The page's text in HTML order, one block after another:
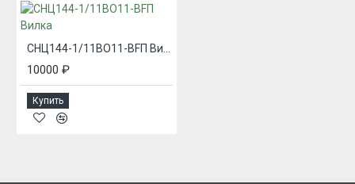
СНЦ144-1/11ВО11-BFП Вилка
10000 ₽
Купить